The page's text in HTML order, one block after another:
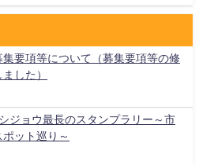
要項等について（募集要項等の修
した）
ジョウ最長のスタンプラリー～市
ット巡り～